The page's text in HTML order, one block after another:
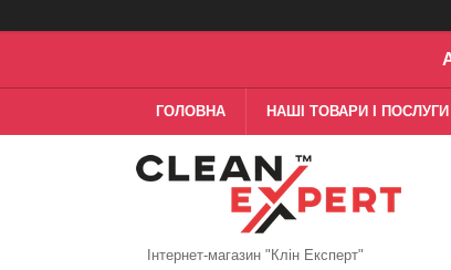
ГОЛОВНА НАШІ ТОВАРИ І ПОСЛУГИ
Інтернет-магазин "Клін Експерт"